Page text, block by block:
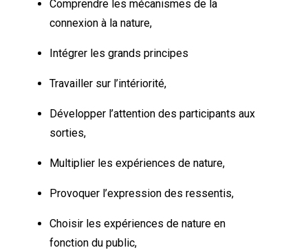
Comprendre les mécanismes de la
connexion à la nature,
Intégrer les grands principes
Travailler sur l’intériorité,
Développer l’attention des participants aux
sorties,
Multiplier les expériences de nature,
Provoquer l’expression des ressentis,
Choisir les expériences de nature en
fonction du public,